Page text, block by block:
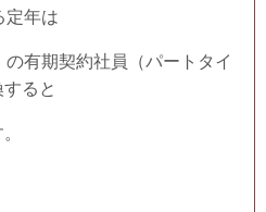
定年は
有期契約社員（パートタイ
ると